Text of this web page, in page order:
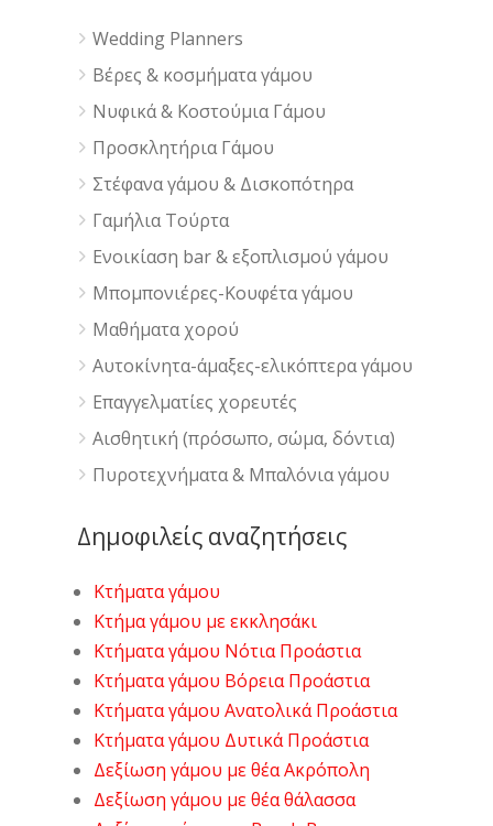
Wedding Planners
Βέρες & κοσμήματα γάμου
Νυφικά & Κοστούμια Γάμου
Προσκλητήρια Γάμου
Στέφανα γάμου & Δισκοπότηρα
Γαμήλια Τούρτα
Ενοικίαση bar & εξοπλισμού γάμου
Μπομπονιέρες-Κουφέτα γάμου
Μαθήματα χορού
Αυτοκίνητα-άμαξες-ελικόπτερα γάμου
Επαγγελματίες χορευτές
Αισθητική (πρόσωπο, σώμα, δόντια)
Πυροτεχνήματα & Μπαλόνια γάμου
Δημοφιλείς αναζητήσεις
Κτήματα γάμου
Κτήμα γάμου με εκκλησάκι
Κτήματα γάμου Νότια Προάστια
Κτήματα γάμου Βόρεια Προάστια
Κτήματα γάμου Ανατολικά Προάστια
Κτήματα γάμου Δυτικά Προάστια
Δεξίωση γάμου με θέα Ακρόπολη
Δεξίωση γάμου με θέα θάλασσα